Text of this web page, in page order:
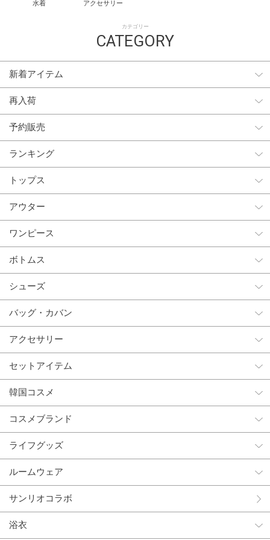
水着 アクセサリー
カテゴリー
CATEGORY
新着アイテム
再入荷
予約販売
ランキング
トップス
アウター
ワンピース
ボトムス
シューズ
バッグ・カバン
アクセサリー
セットアイテム
韓国コスメ
コスメブランド
ライフグッズ
ルームウェア
サンリオコラボ
浴衣